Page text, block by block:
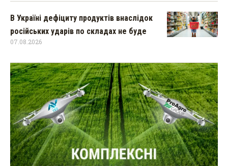
В Україні дефіциту продуктів внаслідок
російських ударів по складах не буде
07.08.2026